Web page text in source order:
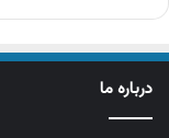
درباره ما